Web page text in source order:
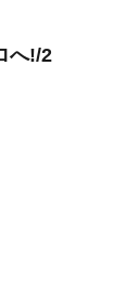
へ!/2